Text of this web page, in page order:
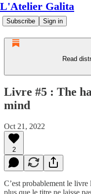
L'Atelier Galita
Subscribe Sign in
Read
Livre #5 : The
mind
Oct 21, 2022
2
C’est probablement le
plus que le titre ne laisse